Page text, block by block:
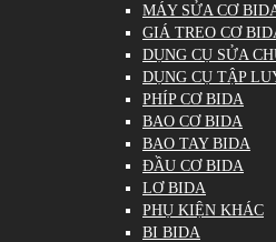
MÁY SỬA CƠ
GIÁ TREO CƠ
DỤNG CỤ SỬA
DỤNG CỤ TẬP
PHÍP CƠ BIDA
BAO CƠ BIDA
BAO TAY BIDA
ĐẦU CƠ BIDA
LƠ BIDA
PHỤ KIỆN KHÁC
BI BIDA